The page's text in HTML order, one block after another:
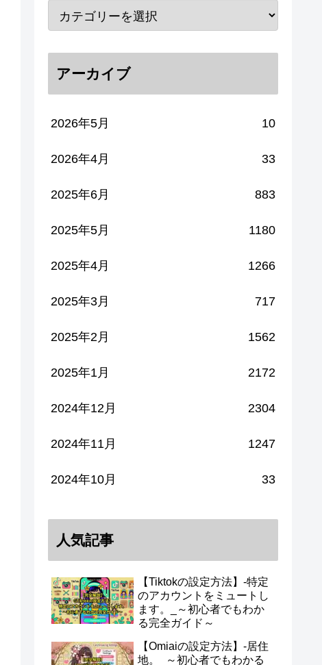
アーカイブ
2026年5月 10
2026年4月 33
2025年6月 883
2025年5月 1180
2025年4月 1266
2025年3月 717
2025年2月 1562
2025年1月 2172
2024年12月 2304
2024年11月 1247
2024年10月 33
人気記事
【Tiktokの設定方法】-特定
のアカウントをミュートし
ます。_～初心者でもわか
る完全ガイド～
【Omiaiの設定方法】-居住
地。_～初心者でもわかる